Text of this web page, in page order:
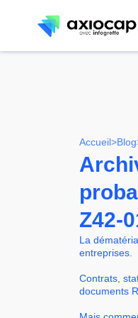
Accueil >Blog
Z42-
La
entreprises.
Contrats,
documents